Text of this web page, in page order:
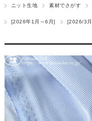
ニット生地 素材でさがす
[2026年1月～6月] [2026/3